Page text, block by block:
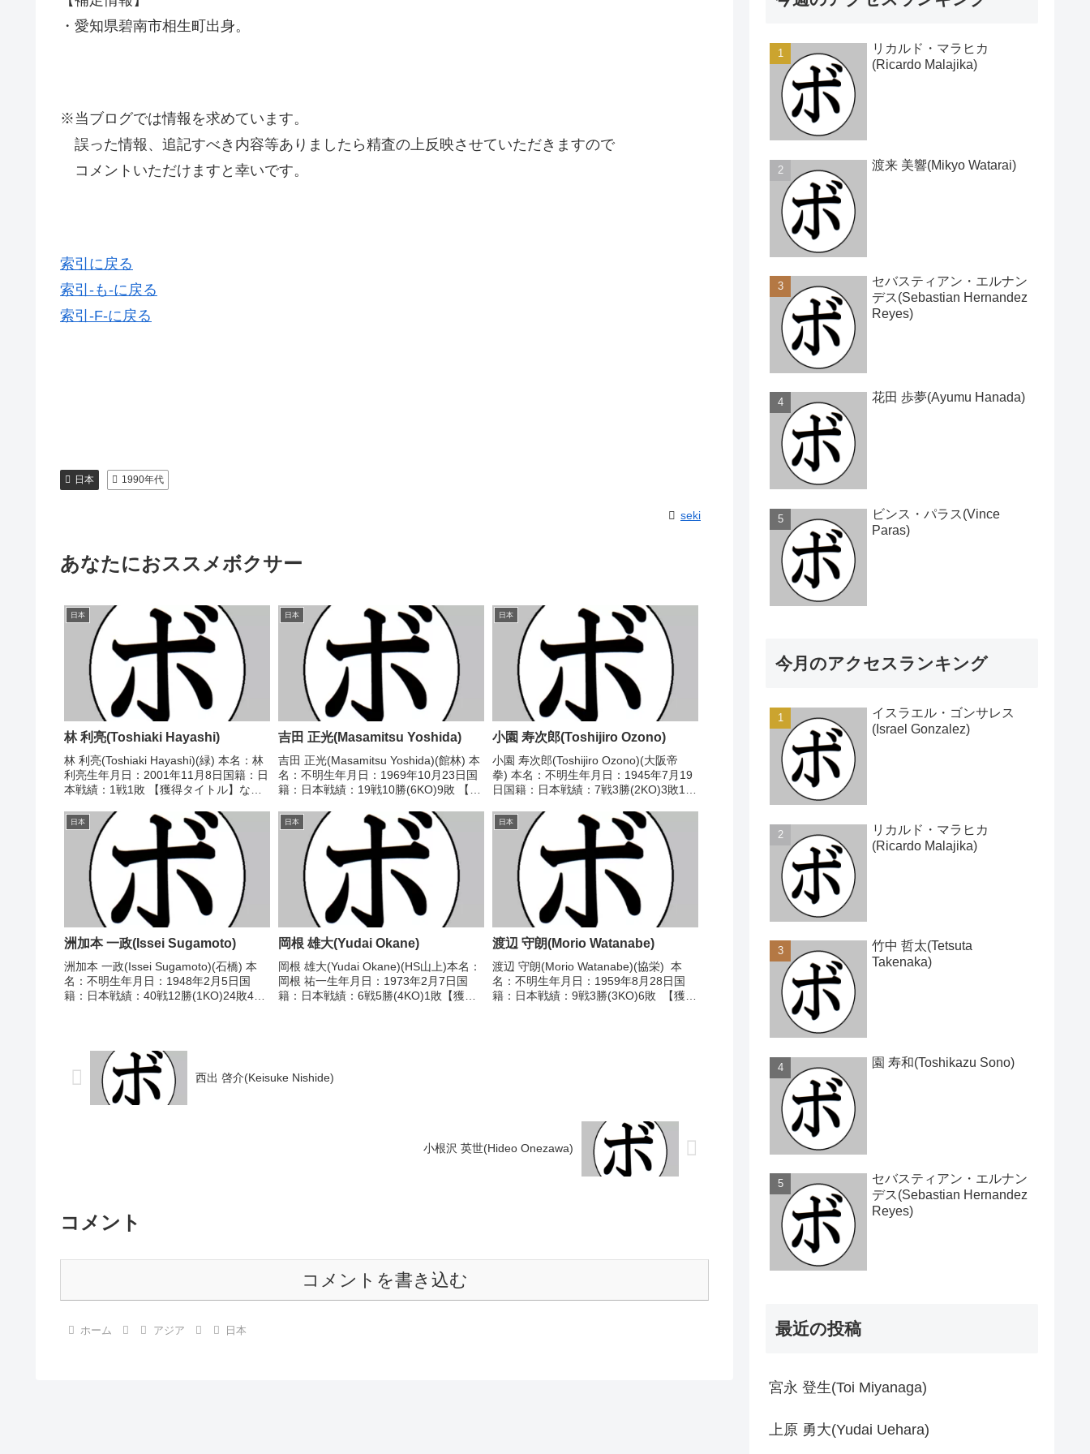
・愛知県碧南市相生町出身。
※当ブログでは情報を求めています。
誤った情報、追記すべき内容等ありましたら精査の上反映させていただきますので
コメントいただけますと幸いです。
索引に戻る
索引-も-に戻る
索引-F-に戻る
日本 1990年代
seki
あなたにおススメボクサー
日本
林 利亮(Toshiaki Hayashi)
林 利亮(Toshiaki Hayashi)(緑) 本名：林
利亮生年月日：2001年11月8日国籍：日
本戦績：1戦1敗 【獲得タイトル】な
翔太(とよはし) 【補足情報】・愛知県愛
西市出身...
日本
吉田 正光(Masamitsu Yoshida)
吉田 正光(Masamitsu Yoshida)(館林) 本
名：不明生年月日：1969年10月23日国
籍：日本戦績：19戦10勝(6KO)9敗 【獲
新人王 【戦歴】1987/02/10 ●4R判定
(採...
日本
小園 寿次郎(Toshijiro Ozono)
小園 寿次郎(Toshijiro Ozono)(大阪帝
拳) 本名：不明生年月日：1945年7月19
日国籍：日本戦績：7戦3勝(2KO)3敗1
1966/09/20 ○4R判定 (採点不明) 坂田
政敏(中外)...
日本
洲加本 一政(Issei Sugamoto)
洲加本 一政(Issei Sugamoto)(石橋) 本
名：不明生年月日：1948年2月5日国
籍：日本戦績：40戦12勝(1KO)24敗4
日本
岡根 雄大(Yudai Okane)
岡根 雄大(Yudai Okane)(HS山上)本名：
岡根 祐一生年月日：1973年2月7日国
籍：日本戦績：6戦5勝(4KO)1敗【獲得
日本
渡辺 守朗(Morio Watanabe)
渡辺 守朗(Morio Watanabe)(協栄) 本
名：不明生年月日：1959年8月28日国
籍：日本戦績：9戦3勝(3KO)6敗 【獲得
西出 啓介(Keisuke Nishide)
小根沢 英世(Hideo Onezawa)
コメント
コメントを書き込む
ホーム アジア 日本
リカルド・マラヒカ
(Ricardo Malajika)
渡来 美響(Mikyo Watarai)
セバスティアン・エルナン
デス(Sebastian Hernandez
Reyes)
花田 歩夢(Ayumu Hanada)
ビンス・パラス(Vince
Paras)
今月のアクセスランキング
イスラエル・ゴンサレス
(Israel Gonzalez)
リカルド・マラヒカ
(Ricardo Malajika)
竹中 哲太(Tetsuta
Takenaka)
園 寿和(Toshikazu Sono)
セバスティアン・エルナン
デス(Sebastian Hernandez
Reyes)
最近の投稿
宮永 登生(Toi Miyanaga)
上原 勇大(Yudai Uehara)